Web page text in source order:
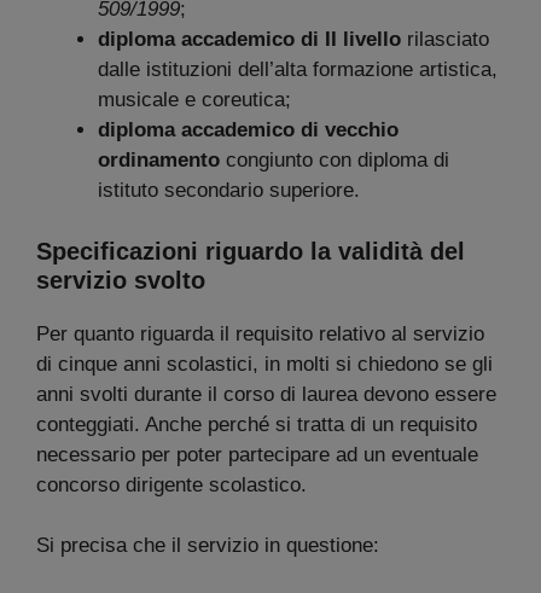
509/1999;
diploma accademico di II livello rilasciato
dalle istituzioni dell’alta formazione artistica,
musicale e coreutica;
diploma accademico di vecchio
ordinamento congiunto con diploma di
istituto secondario superiore.
Specificazioni riguardo la validità del
servizio svolto
Per quanto riguarda il requisito relativo al servizio
di cinque anni scolastici, in molti si chiedono se gli
anni svolti durante il corso di laurea devono essere
conteggiati. Anche perché si tratta di un requisito
necessario per poter partecipare ad un eventuale
concorso dirigente scolastico.
Si precisa che il servizio in questione: